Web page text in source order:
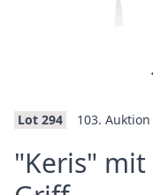
Lot 294 103. Auktion
"Keris"